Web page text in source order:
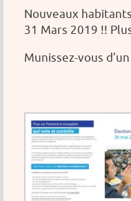
Nouveaux
31 Mars 2019 !!
Munissez-vous